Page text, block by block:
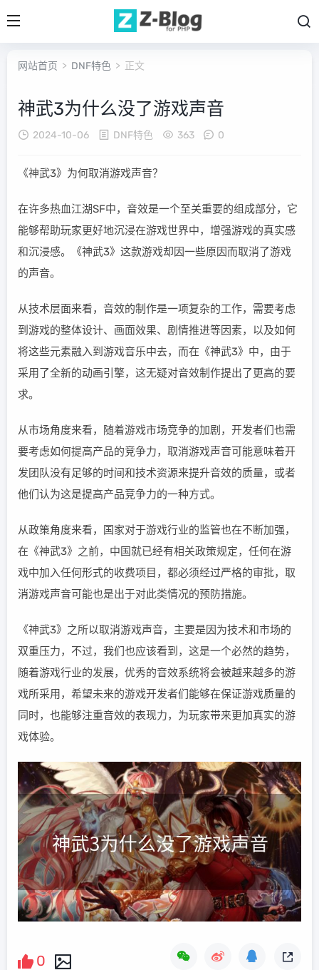
网站首页 > DNF特色 > 正文
神武3为什么没了游戏声音
2024-10-06 DNF特色 363 0
《神武3》为何取消游戏声音？
在许多热血江湖SF中，音效是一个至关重要的组成部分，它
能够帮助玩家更好地沉浸在游戏世界中，增强游戏的真实感
和沉浸感。《神武3》这款游戏却因一些原因而取消了游戏
的声音。
从技术层面来看，音效的制作是一项复杂的工作，需要考虑
到游戏的整体设计、画面效果、剧情推进等因素，以及如何
将这些元素融入到游戏音乐中去，而在《神武3》中，由于
采用了全新的动画引擎，这无疑对音效制作提出了更高的要
求。
从市场角度来看，随着游戏市场竞争的加剧，开发者们也需
要考虑如何提高产品的竞争力，取消游戏声音可能意味着开
发团队没有足够的时间和技术资源来提升音效的质量，或者
他们认为这是提高产品竞争力的一种方式。
从政策角度来看，国家对于游戏行业的监管也在不断加强，
在《神武3》之前，中国就已经有相关政策规定，任何在游
戏中加入任何形式的收费项目，都必须经过严格的审批，取
消游戏声音可能也是出于对此类情况的预防措施。
《神武3》之所以取消游戏声音，主要是因为技术和市场的
双重压力，不过，我们也应该看到，这是一个必然的趋势，
随着游戏行业的发展，优秀的音效系统将会被越来越多的游
戏所采用，希望未来的游戏开发者们能够在保证游戏质量的
同时，也能够注重音效的表现力，为玩家带来更加真实的游
戏体验。
0